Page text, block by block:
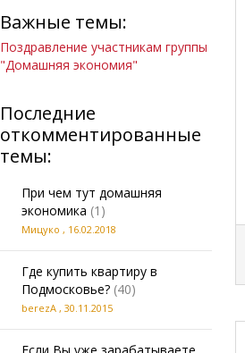
Важные темы:
Поздравление участникам группы
"Домашняя экономия"
Последние
откомментированные
темы:
При чем тут домашняя
экономика (1)
Мицуко , 16.02.2018
Где купить квартиру в
Подмосковье? (40)
berezA , 30.11.2015